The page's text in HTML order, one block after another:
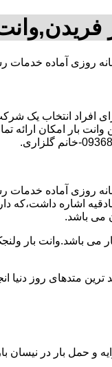
روزی آماده
انتخاب یک شرکت
بار امکان
روزی آماده
اشاره داشت،که
می باشد.
باشد.وانت بار
متدهای روز دنیا
و حمل بار در نیسان